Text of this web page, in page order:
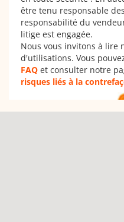
être tenu responsable
responsabilité du
litige est engagée.
Nous vous invitons à lire
d'utilisations. Vous
FAQ et consulter notre
risques liés à la